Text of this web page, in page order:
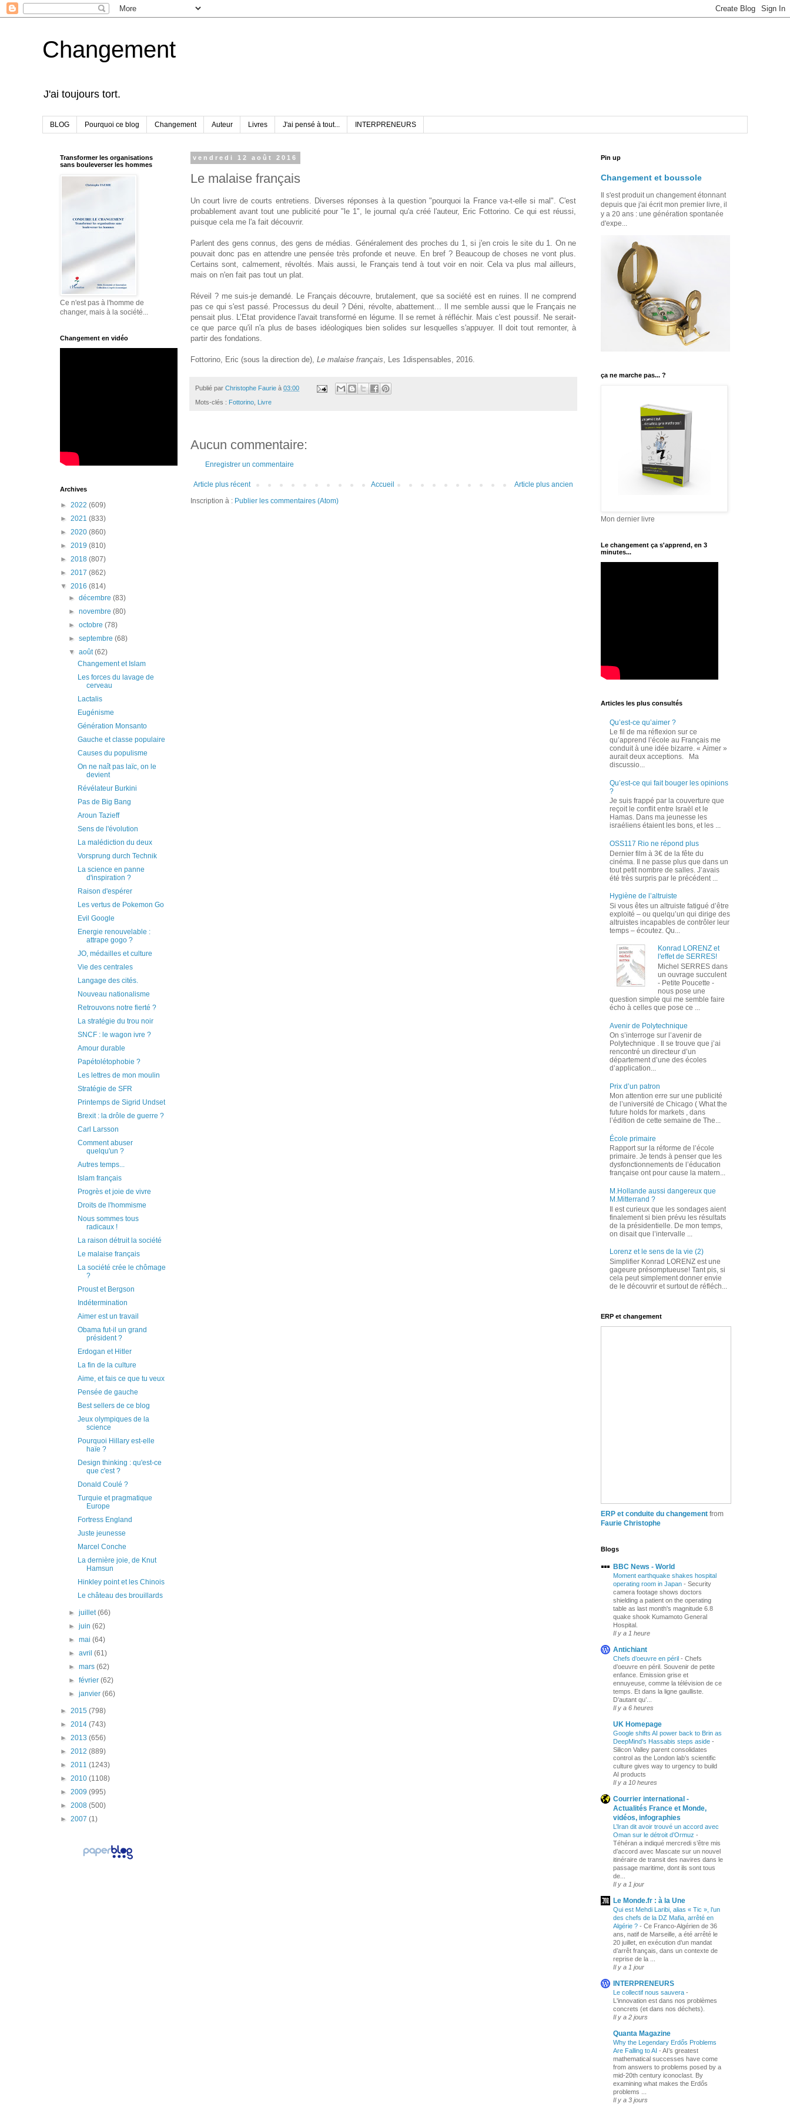
Changement
J'ai toujours tort.
BLOG Pourquoi ce blog Changement Auteur Livres J'ai pensé à tout... INTERPRENEURS
vendredi 12 août 2016
Le malaise français
Un court livre de courts entretiens. Diverses réponses à la question "pourquoi la France va-t-elle si mal". C'est
probablement avant tout une publicité pour "le 1", le journal qu'a créé l'auteur, Eric Fottorino. Ce qui est réussi,
puisque cela me l'a fait découvrir.
Parlent des gens connus, des gens de médias. Généralement des proches du 1, si j'en crois le site du 1. On ne
pouvait donc pas en attendre une pensée très profonde et neuve. En bref ? Beaucoup de choses ne vont plus.
Certains sont, calmement, révoltés. Mais aussi, le Français tend à tout voir en noir. Cela va plus mal ailleurs,
mais on n'en fait pas tout un plat.
Réveil ? me suis-je demandé. Le Français découvre, brutalement, que sa société est en ruines. Il ne comprend
pas ce qui s'est passé. Processus du deuil ? Déni, révolte, abattement... Il me semble aussi que le Français ne
pensait plus. L’Etat providence l'avait transformé en légume. Il se remet à réfléchir. Mais c'est poussif. Ne serait-
ce que parce qu'il n'a plus de bases idéologiques bien solides sur lesquelles s'appuyer. Il doit tout remonter, à
partir des fondations.
Fottorino, Eric (sous la direction de), Le malaise français, Les 1dispensables, 2016.
Publié par Christophe Faurie à 03:00
Mots-clés : Fottorino, Livre
Aucun commentaire:
Enregistrer un commentaire
Article plus récent Article plus ancien
Accueil
Inscription à : Publier les commentaires (Atom)
Transformer les organisations
sans bouleverser les hommes
Ce n'est pas à l'homme de
changer, mais à la société...
Changement en vidéo
Archives
► 2022 (609)
► 2021 (833)
► 2020 (860)
► 2019 (810)
► 2018 (807)
► 2017 (862)
▼ 2016 (814)
►décembre(83)
►novembre(80)
►octobre(78)
►septembre(68)
▼août(62)
Changement et Islam
Les forces du lavage de
cerveau
Lactalis
Eugénisme
Génération Monsanto
Gauche et classe populaire
Causes du populisme
On ne naît pas laïc, on le
devient
Révélateur Burkini
Pas de Big Bang
Aroun Tazieff
Sens de l'évolution
La malédiction du deux
Vorsprung durch Technik
La science en panne
d'inspiration ?
Raison d'espérer
Les vertus de Pokemon Go
Evil Google
Energie renouvelable :
attrape gogo ?
JO, médailles et culture
Vie des centrales
Langage des cités.
Nouveau nationalisme
Retrouvons notre fierté ?
La stratégie du trou noir
SNCF : le wagon ivre ?
Amour durable
Papétolétophobie ?
Les lettres de mon moulin
Stratégie de SFR
Printemps de Sigrid Undset
Brexit : la drôle de guerre ?
Carl Larsson
Comment abuser
quelqu'un ?
Autres temps...
Islam français
Progrès et joie de vivre
Droits de l'hommisme
Nous sommes tous
radicaux !
La raison détruit la société
Le malaise français
La société crée le chômage
?
Proust et Bergson
Indétermination
Aimer est un travail
Obama fut-il un grand
président ?
Erdogan et Hitler
La fin de la culture
Aime, et fais ce que tu veux
Pensée de gauche
Best sellers de ce blog
Jeux olympiques de la
science
Pourquoi Hillary est-elle
haïe ?
Design thinking : qu'est-ce
que c'est ?
Donald Coulé ?
Turquie et pragmatique
Europe
Fortress England
Juste jeunesse
Marcel Conche
La dernière joie, de Knut
Hamsun
Hinkley point et les Chinois
Le château des brouillards
►juillet(66)
►juin(62)
►mai(64)
►avril(61)
►mars(62)
►février(62)
►janvier(66)
► 2015 (798)
► 2014 (743)
► 2013 (656)
► 2012 (889)
► 2011 (1243)
► 2010 (1108)
► 2009 (995)
► 2008 (500)
► 2007 (1)
Pin up
Changement et boussole
Il s'est produit un changement étonnant
depuis que j'ai écrit mon premier livre, il
y a 20 ans : une génération spontanée
d'expe...
ça ne marche pas... ?
Mon dernier livre
Le changement ça s'apprend, en 3
minutes...
Articles les plus consultés
Qu’est-ce qu’aimer ?
Le fil de ma réflexion sur ce
qu’apprend l’école au Français me
conduit à une idée bizarre. « Aimer »
aurait deux acceptions. Ma
discussio...
Qu’est-ce qui fait bouger les opinions
?
Je suis frappé par la couverture que
reçoit le conflit entre Israël et le
Hamas. Dans ma jeunesse les
israéliens étaient les bons, et les ...
OSS117 Rio ne répond plus
Dernier film à 3€ de la fête du
cinéma. Il ne passe plus que dans un
tout petit nombre de salles. J’avais
été très surpris par le précédent ...
Hygiène de l’altruiste
Si vous êtes un altruiste fatigué d’être
exploité – ou quelqu’un qui dirige des
altruistes incapables de contrôler leur
temps – écoutez. Qu...
Konrad LORENZ et
l'effet de SERRES!
Michel SERRES dans
un ouvrage succulent
- Petite Poucette -
nous pose une
question simple qui me semble faire
écho à celles que pose ce ...
Avenir de Polytechnique
On s’interroge sur l’avenir de
Polytechnique . Il se trouve que j’ai
rencontré un directeur d’un
département d’une des écoles
d’application...
Prix d’un patron
Mon attention erre sur une publicité
de l’université de Chicago ( What the
future holds for markets , dans
l’édition de cette semaine de The...
École primaire
Rapport sur la réforme de l’école
primaire. Je tends à penser que les
dysfonctionnements de l’éducation
française ont pour cause la matern...
M.Hollande aussi dangereux que
M.Mitterrand ?
Il est curieux que les sondages aient
finalement si bien prévu les résultats
de la présidentielle. De mon temps,
on disait que l’intervalle ...
Lorenz et le sens de la vie (2)
Simplifier Konrad LORENZ est une
gageure présomptueuse! Tant pis, si
cela peut simplement donner envie
de le découvrir et surtout de réfléch...
ERP et changement
ERP et conduite du changement from
Faurie Christophe
Blogs
BBC News - World
Moment earthquake shakes hospital
operating room in Japan - Security
camera footage shows doctors
shielding a patient on the operating
table as last month's magnitude 6.8
quake shook Kumamoto General
Hospital.
Il y a 1 heure
Antichiant
Chefs d’oeuvre en péril - Chefs
d’oeuvre en péril. Souvenir de petite
enfance. Emission grise et
ennuyeuse, comme la télévision de ce
temps. Et dans la ligne gaulliste.
D’autant qu’...
Il y a 6 heures
UK Homepage
Google shifts AI power back to Brin as
DeepMind’s Hassabis steps aside -
Silicon Valley parent consolidates
control as the London lab’s scientific
culture gives way to urgency to build
AI products
Il y a 10 heures
Courrier international -
Actualités France et Monde,
vidéos, infographies
L’Iran dit avoir trouvé un accord avec
Oman sur le détroit d’Ormuz -
Téhéran a indiqué mercredi s’être mis
d’accord avec Mascate sur un nouvel
itinéraire de transit des navires dans le
passage maritime, dont ils sont tous
de...
Il y a 1 jour
Le Monde.fr : à la Une
Qui est Mehdi Laribi, alias « Tic », l’un
des chefs de la DZ Mafia, arrêté en
Algérie ? - Ce Franco-Algérien de 36
ans, natif de Marseille, a été arrêté le
20 juillet, en exécution d’un mandat
d’arrêt français, dans un contexte de
reprise de la ...
Il y a 1 jour
INTERPRENEURS
Le collectif nous sauvera -
L'innovation est dans nos problèmes
concrets (et dans nos déchets).
Il y a 2 jours
Quanta Magazine
Why the Legendary Erdős Problems
Are Falling to AI - AI’s greatest
mathematical successes have come
from answers to problems posed by a
mid-20th century iconoclast. By
examining what makes the Erdős
problems ...
Il y a 3 jours